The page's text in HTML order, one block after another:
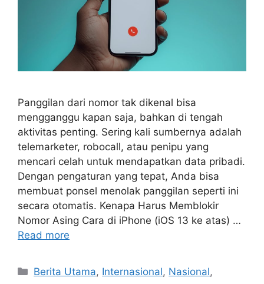
Panggilan dari nomor tak dikenal bisa
mengganggu kapan saja, bahkan di tengah
aktivitas penting. Sering kali sumbernya adalah
telemarketer, robocall, atau penipu yang
mencari celah untuk mendapatkan data pribadi.
Dengan pengaturan yang tepat, Anda bisa
membuat ponsel menolak panggilan seperti ini
secara otomatis. Kenapa Harus Memblokir
Nomor Asing Cara di iPhone (iOS 13 ke atas) …
Read more
C
Berita Utama, Internasional, Nasional,